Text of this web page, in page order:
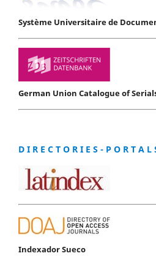
Système Universitaire de
German Union Catalogue of
D I R E C T O R I E S - P O R T A L
Indexador Sueco